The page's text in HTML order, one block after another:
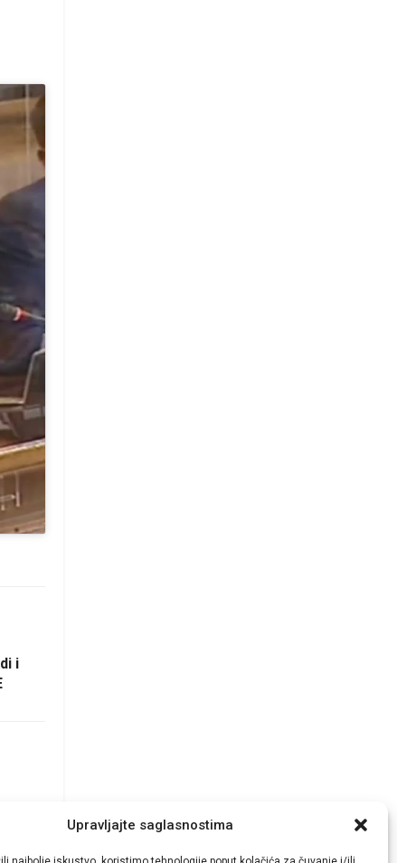
Upravljajte saglasnostima
i